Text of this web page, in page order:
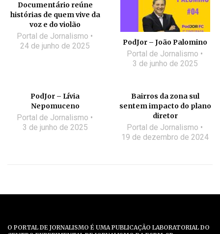
Documentário reúne
histórias de quem vive da
voz e do violão
Portal de Jornalismo
24 de junho de 2025
PodJor – João Palomino
Portal de Jornalismo
3 de junho de 2025
PodJor – Lívia
Nepomuceno
Portal de Jornalismo
3 de junho de 2025
Bairros da zona sul
sentem impacto do plano
diretor
Portal de Jornalismo
19 de dezembro de 2024
O PORTAL DE JORNALISMO É UMA PUBLICAÇÃO LABORATORIAL DO